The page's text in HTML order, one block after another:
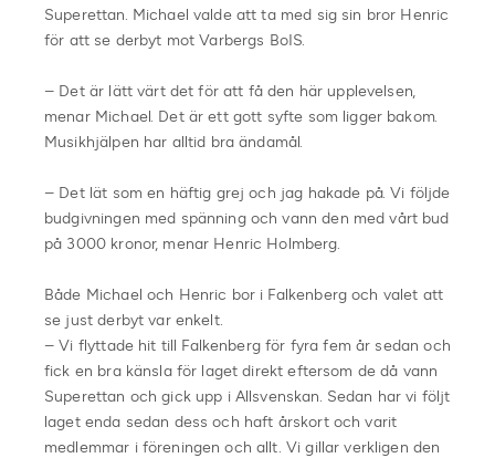
Superettan. Michael valde att ta med sig sin bror Henric
för att se derbyt mot Varbergs BoIS.
– Det är lätt värt det för att få den här upplevelsen,
menar Michael. Det är ett gott syfte som ligger bakom.
Musikhjälpen har alltid bra ändamål.
– Det lät som en häftig grej och jag hakade på. Vi följde
budgivningen med spänning och vann den med vårt bud
på 3000 kronor, menar Henric Holmberg.
Både Michael och Henric bor i Falkenberg och valet att
se just derbyt var enkelt.
– Vi flyttade hit till Falkenberg för fyra fem år sedan och
fick en bra känsla för laget direkt eftersom de då vann
Superettan och gick upp i Allsvenskan. Sedan har vi följt
laget enda sedan dess och haft årskort och varit
medlemmar i föreningen och allt. Vi gillar verkligen den